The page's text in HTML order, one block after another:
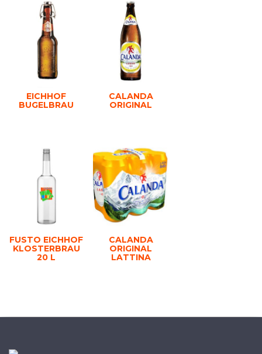
EICHHOF
BUGELBRAU
CALANDA
ORIGINAL
FUSTO EICHHOF
KLOSTERBRAU
20 L
CALANDA
ORIGINAL
LATTINA